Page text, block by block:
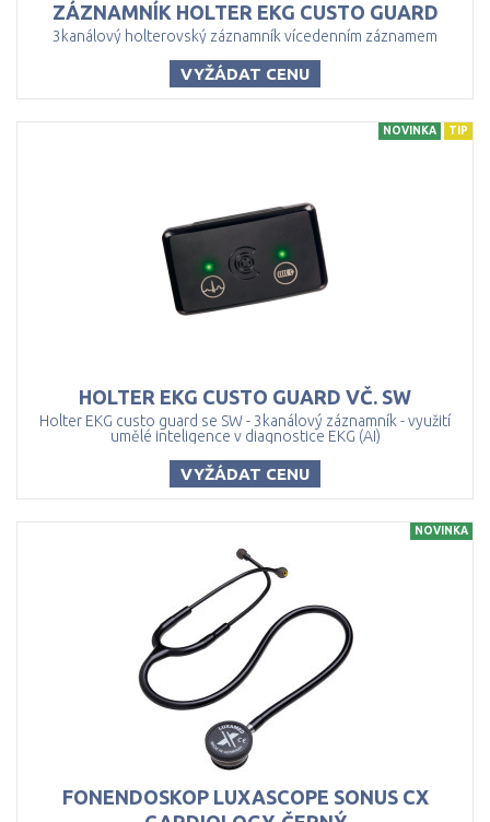
ZÁZNAMNÍK HOLTER EKG CUSTO GUARD
3kanálový holterovský záznamník vícedenním záznamem
VYŽÁDAT CENU
HOLTER EKG CUSTO GUARD VČ. SW
Holter EKG custo guard se SW - 3kanálový záznamník - využití
umělé inteligence v diagnostice EKG (AI)
VYŽÁDAT CENU
NOVINKA TIP
FONENDOSKOP LUXASCOPE SONUS CX
NOVINKA